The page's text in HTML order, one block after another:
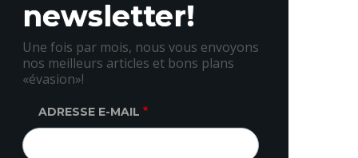
newsletter!
Une fois par mois, nous vous envoyons
nos meilleurs articles et bons plans
«évasion»!
ADRESSE E-MAIL